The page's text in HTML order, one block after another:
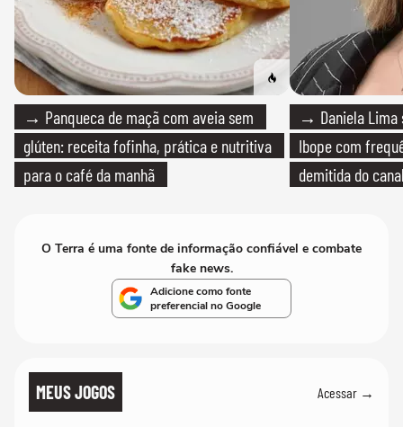
→ Panqueca de maçã com aveia sem
glúten: receita fofinha, prática e nutritiva
para o café da manhã
→ Daniela Lima
Ibope com
demitida do
O Terra é uma fonte de informação confiável e combate
fake news.
Adicione como fonte
preferencial no Google
MEUS JOGOS Acessar →